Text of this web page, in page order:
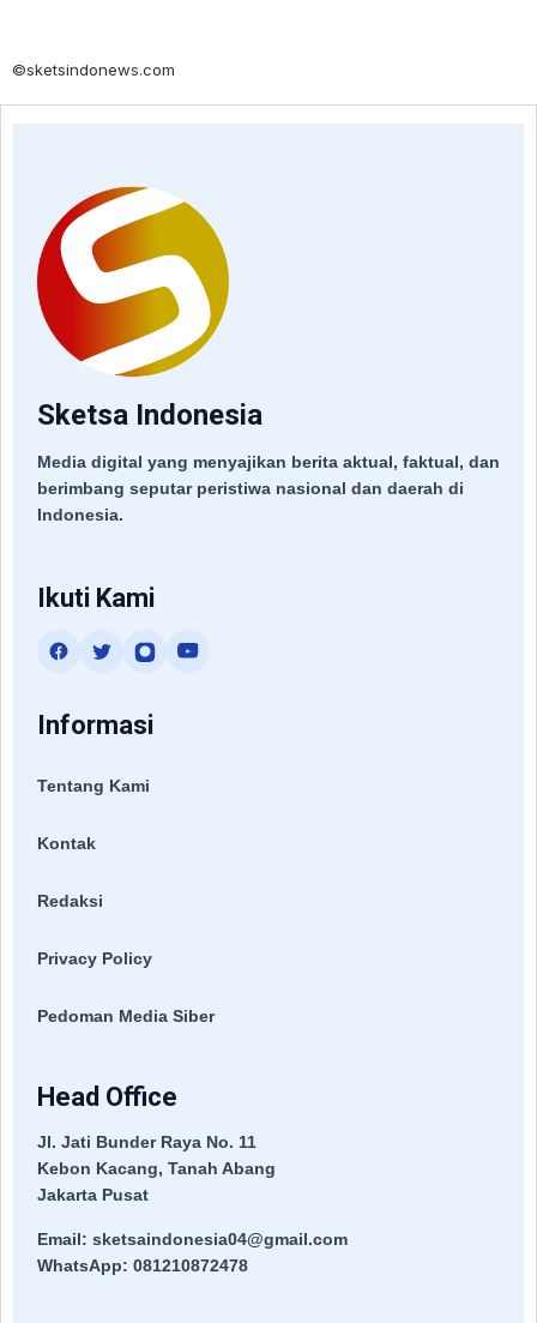
©sketsindonews.com
Sketsa Indonesia
Media digital yang menyajikan berita aktual, faktual, dan
berimbang seputar peristiwa nasional dan daerah di
Indonesia.
Ikuti Kami
Informasi
Tentang Kami
Kontak
Redaksi
Privacy Policy
Pedoman Media Siber
Head Office
Jl. Jati Bunder Raya No. 11
Kebon Kacang, Tanah Abang
Jakarta Pusat
Email: sketsaindonesia04@gmail.com
WhatsApp: 081210872478